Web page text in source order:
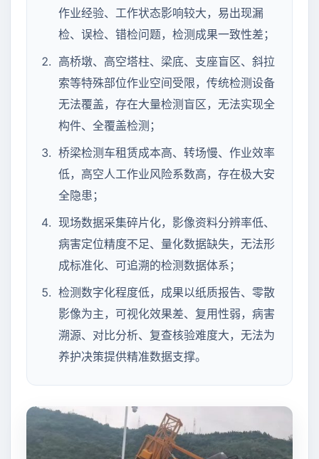
作业经验、工作状态影响较大，易出现漏
检、误检、错检问题，检测成果一致性差；
高桥墩、高空塔柱、梁底、支座盲区、斜拉
索等特殊部位作业空间受限，传统检测设备
无法覆盖，存在大量检测盲区，无法实现全
构件、全覆盖检测；
桥梁检测车租赁成本高、转场慢、作业效率
低，高空人工作业风险系数高，存在极大安
全隐患；
现场数据采集碎片化，影像资料分辨率低、
病害定位精度不足、量化数据缺失，无法形
成标准化、可追溯的检测数据体系；
检测数字化程度低，成果以纸质报告、零散
影像为主，可视化效果差、复用性弱，病害
溯源、对比分析、复查核验难度大，无法为
养护决策提供精准数据支撑。